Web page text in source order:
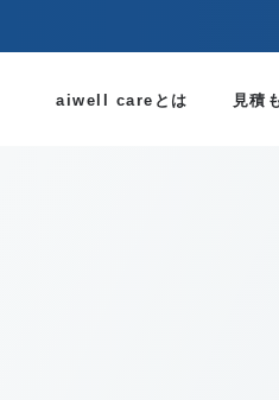
aiwell careとは 見積